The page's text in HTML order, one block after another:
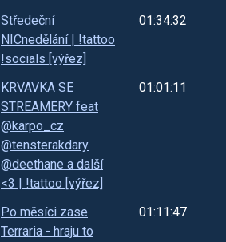
Středeční
NICnedělání | !tattoo
!socials [výřez]
01:34:32
KRVAVKA SE
STREAMERY feat
@karpo_cz
@tensterakdary
@deethane a další
<3 | !tattoo [výřez]
01:01:11
Po měsíci zase
Terraria - hraju to
01:11:47